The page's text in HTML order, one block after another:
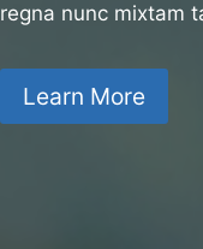
regna nunc mixtam
Learn More